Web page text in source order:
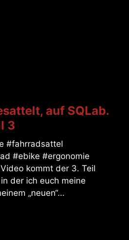
auf SQLab.
3
#fahrradsattel
#ebike #ergonomie
kommt der 3. Teil
der ich euch meine
„neuen“…